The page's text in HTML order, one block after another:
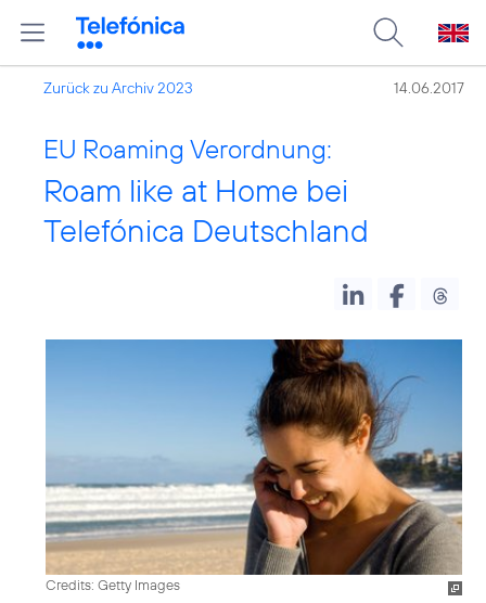
Zurück zu Archiv 2023 14.06.2017
EU Roaming Verordnung:
Roam like at Home bei
Telefónica Deutschland
Credits: Getty Images